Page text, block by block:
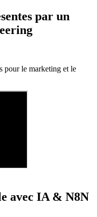
par un
pour le marketing et le
avec IA & N8N